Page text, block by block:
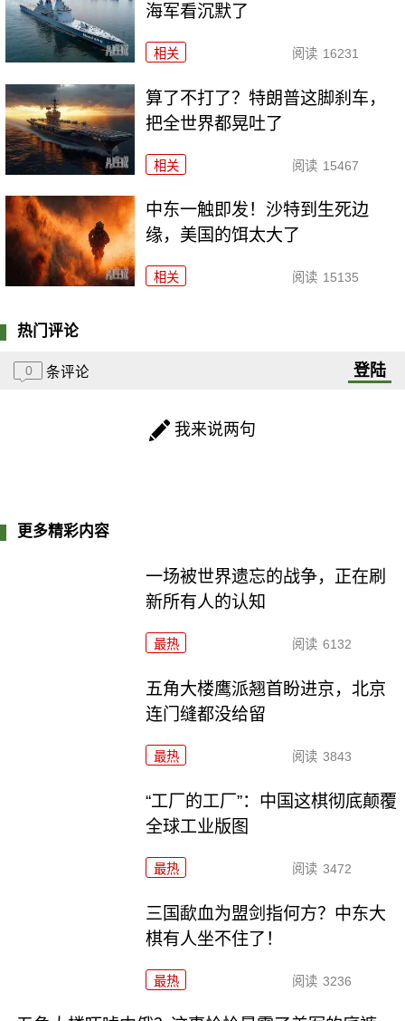
海军看沉默了
相关 阅读 16231
算了不打了？特朗普这脚刹车，
把全世界都晃吐了
相关 阅读 15467
中东一触即发！沙特到生死边
缘，美国的饵太大了
相关 阅读 15135
热门评论
0 条评论 登陆
我来说两句
更多精彩内容
一场被世界遗忘的战争，正在刷
新所有人的认知
最热 阅读 6132
五角大楼鹰派翘首盼进京，北京
连门缝都没给留
最热 阅读 3843
“工厂的工厂”：中国这棋彻底颠覆
全球工业版图
最热 阅读 3472
三国歃血为盟剑指何方？中东大
棋有人坐不住了！
最热 阅读 3236